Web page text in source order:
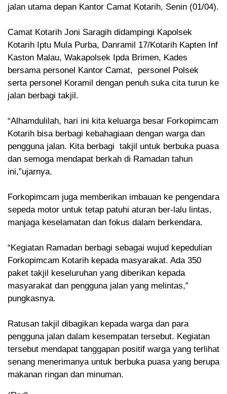
jalan utama depan Kantor Camat Kotarih, Senin (01/04).
Camat Kotarih Joni Saragih didampingi Kapolsek
Kotarih Iptu Mula Purba, Danramil 17/Kotarih Kapten Inf
Kaston Malau, Wakapolsek Ipda Brimen, Kades
bersama personel Kantor Camat, personel Polsek
serta personel Koramil dengan penuh suka cita turun ke
jalan berbagi takjil.
“Alhamdulilah, hari ini kita keluarga besar Forkopimcam
Kotarih bisa berbagi kebahagiaan dengan warga dan
pengguna jalan. Kita berbagi takjil untuk berbuka puasa
dan semoga mendapat berkah di Ramadan tahun
ini,”ujarnya.
Forkopimcam juga memberikan imbauan ke pengendara
sepeda motor untuk tetap patuhi aturan ber-lalu lintas,
manjaga keselamatan dan fokus dalam berkendara.
“Kegiatan Ramadan berbagi sebagai wujud kepedulian
Forkopimcam Kotarih kepada masyarakat. Ada 350
paket takjil keseluruhan yang diberikan kepada
masyarakat dan pengguna jalan yang melintas,”
pungkasnya.
Ratusan takjil dibagikan kepada warga dan para
pengguna jalan dalam kesempatan tersebut. Kegiatan
tersebut mendapat tanggapan positif warga yang terlihat
senang menerimanya untuk berbuka puasa yang berupa
makanan ringan dan minuman.